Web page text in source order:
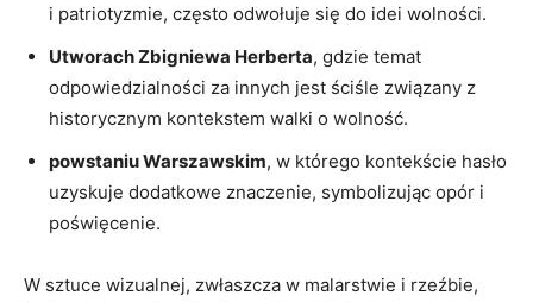
i patriotyzmie, często odwołuje się do idei‍ wolności.
Utworach Zbigniewa Herberta, gdzie temat
odpowiedzialności za ⁤innych jest ściśle związany‍ z​
historycznym ‌kontekstem walki ⁢o wolność.
powstaniu Warszawskim, w którego kontekście⁢ hasło
uzyskuje‌ dodatkowe znaczenie, symbolizując opór i
poświęcenie.
W sztuce wizualnej, zwłaszcza⁢ w malarstwie i rzeźbie,